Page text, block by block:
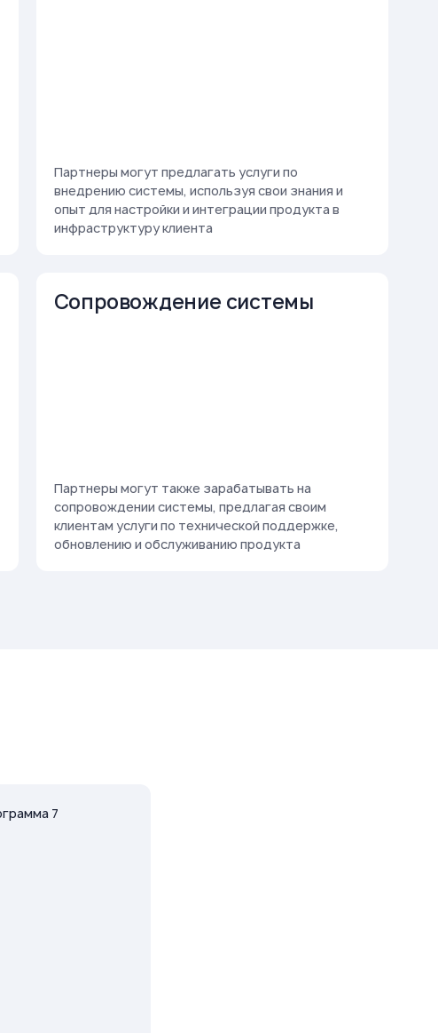
Партнеры могут предлагать услуги по
внедрению системы, используя свои знания и
опыт для настройки и интеграции продукта в
инфраструктуру клиента
Сопровождение системы
Партнеры могут также зарабатывать на
сопровождении системы, предлагая своим
клиентам услуги по технической поддержке,
обновлению и обслуживанию продукта